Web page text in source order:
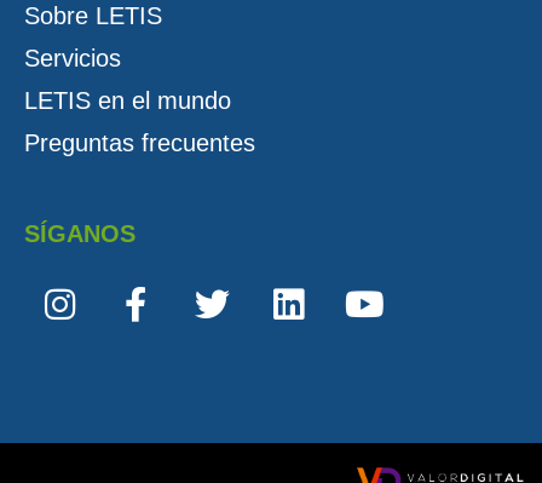
Sobre LETIS
Servicios
LETIS en el mundo
Preguntas frecuentes
SÍGANOS